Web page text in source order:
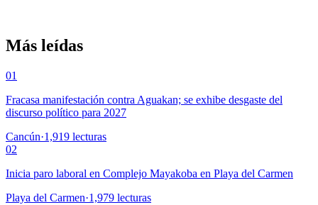
Más leídas
01
Fracasa manifestación contra Aguakan; se exhibe desgaste del
discurso político para 2027
Cancún·1,919 lecturas
02
Inicia paro laboral en Complejo Mayakoba en Playa del Carmen
Playa del Carmen·1,979 lecturas